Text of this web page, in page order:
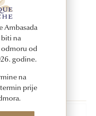
Ambasada
na
od
godine.
na
prije